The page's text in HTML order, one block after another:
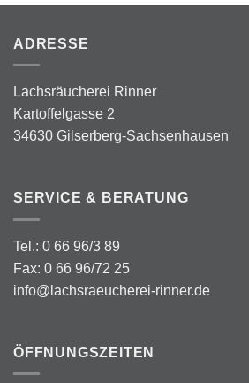
ADRESSE
Lachsräucherei Rinner
Kartoffelgasse 2
34630 Gilserberg-Sachsenhausen
SERVICE & BERATUNG
Tel.: 0 66 96/3 89
Fax: 0 66 96/72 25
info@lachsraeucherei-rinner.de
ÖFFNUNGSZEITEN